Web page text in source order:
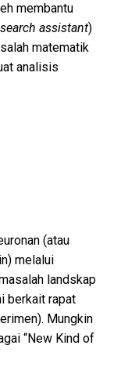
membantu
assistant)
matematik
analisis
(atau
melalui
landskap
berkait rapat
Mungkin
“New Kind of